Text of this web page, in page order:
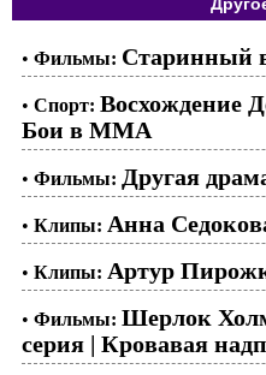
• Фильмы: Старинный
• Спорт: Восхождение
Бои в ММА
• Фильмы: Другая
• Клипы: Анна
• Клипы: Артур
• Фильмы: Шерлок
серия | Кровавая